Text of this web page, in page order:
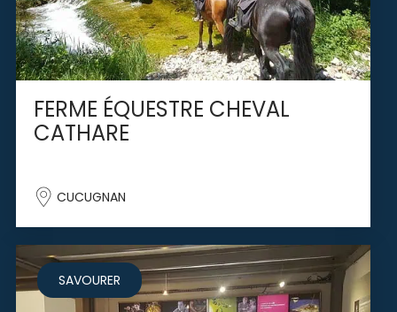
FERME ÉQUESTRE CHEVAL
CATHARE
CUCUGNAN
SAVOURER